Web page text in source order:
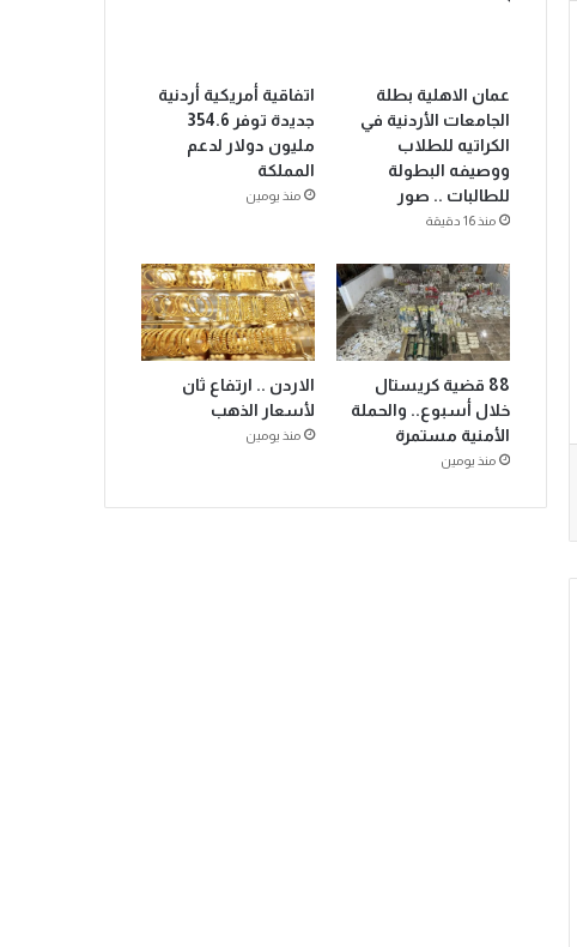
عمان الاهلية بطلة
الجامعات الأردنية في
الكراتيه للطلاب
ووصيفه البطولة
للطالبات .. صور
منذ 16 دقيقة
اتفاقية أمريكية أردنية
جديدة توفر 354.6
مليون دولار لدعم
المملكة
منذ يومين
88 قضية كريستال
خلال أسبوع.. والحملة
الأمنية مستمرة
منذ يومين
الاردن .. ارتفاع ثان
لأسعار الذهب
منذ يومين